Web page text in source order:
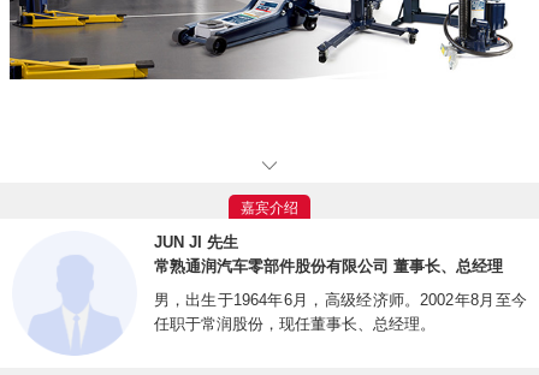
主要从事汽车维修保养设备与工具、汽车配
套零部件的研发、生产与销售，致力于成为全球知名的汽车零部件及维保服务整体
套零部件（OEM）市场两大市场业务的布局，在整车配套、后装汽配、专业汽车
维修保养设备以及跨境电商等细分领域进一步巩固领先地位，着力推进跨境电商业
务的快速发展。
嘉宾介绍
JUN JI 先生
常熟通润汽车零部件股份有限公司 董事长、总经理
男，出生于1964年6月，高级经济师。2002年8月至今
任职于常润股份，现任董事长、总经理。